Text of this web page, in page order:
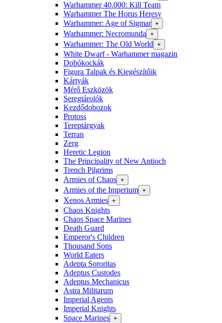
Warhammer 40.000: Kill Team
Warhammer The Horus Heresy
Warhammer: Age of Sigmar +
Warhammer: Necromunda +
Warhammer: The Old World +
White Dwarf - Warhammer magazin
Dobókockák
Figura Talpak és Kiegészítőik
Kártyák
Mérő Eszközök
Seregtárolók
Kezdődobozok
Protoss
Tereptárgyak
Terran
Zerg
Heretic Legion
The Principality of New Antioch
Trench Pilgrims
Armies of Chaos +
Armies of the Imperium +
Xenos Armies +
Chaos Knights
Chaos Space Marines
Death Guard
Emperor's Children
Thousand Sons
World Eaters
Adepta Sororitas
Adeptus Custodes
Adeptus Mechanicus
Astra Militarum
Imperial Agents
Imperial Knights
Space Marines +